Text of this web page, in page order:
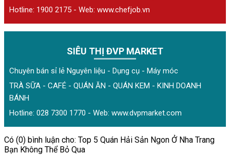
Hotline: 1900 2175 - Web: www.chefjob.vn
SIÊU THỊ ĐVP MARKET
Chuyên bán sỉ lẻ Nguyên liệu - Dụng cụ - Máy móc
TRÀ SỮA - CAFÉ - QUÁN ĂN - QUÁN KEM - KINH DOANH
BÁNH
Hotline: 028 7300 1770 - Web: www.dvpmarket.com
Có (0) bình luận cho: Top 5 Quán Hải Sản Ngon Ở Nha Trang
Bạn Không Thể Bỏ Qua